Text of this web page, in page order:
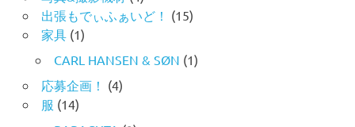
出張もでぃふぁいど！ (15)
家具(1)
CARL HANSEN & SØN (1)
応募企画！ (4)
服 (14)